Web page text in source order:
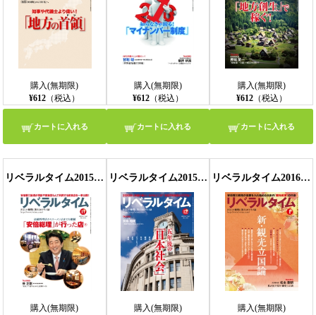
購入(無期限)
¥612 （税込）
カートに入れる
購入(無期限)
¥612（税込）
カートに入れる
購入(無期限)
¥612（税込）
カートに入れる
リベラルタイム2015年11月号
購入(無期限)
リベラルタイム2015年12月号
購入(無期限)
リベラルタイム2016年1月号
購入(無期限)